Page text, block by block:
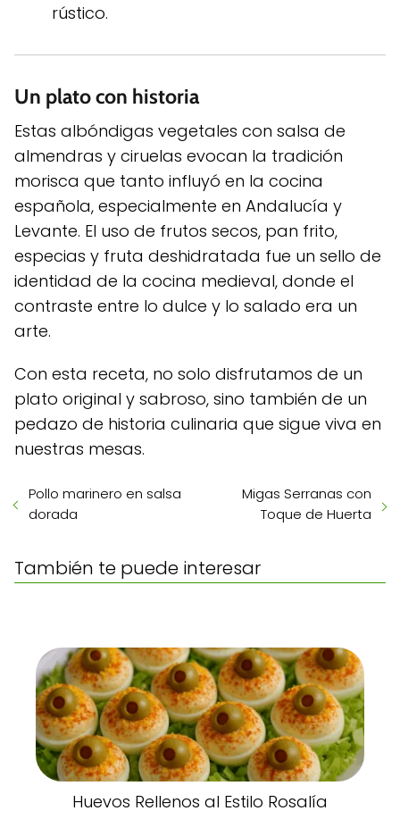
rústico.
Un plato con historia
Estas albóndigas vegetales con salsa de
almendras y ciruelas evocan la tradición
morisca que tanto influyó en la cocina
española, especialmente en Andalucía y
Levante. El uso de frutos secos, pan frito,
especias y fruta deshidratada fue un sello de
identidad de la cocina medieval, donde el
contraste entre lo dulce y lo salado era un
arte.
Con esta receta, no solo disfrutamos de un
plato original y sabroso, sino también de un
pedazo de historia culinaria que sigue viva en
nuestras mesas.
Pollo marinero en salsa
dorada
Migas Serranas con
Toque de Huerta
También te puede interesar
Huevos Rellenos al Estilo Rosalía